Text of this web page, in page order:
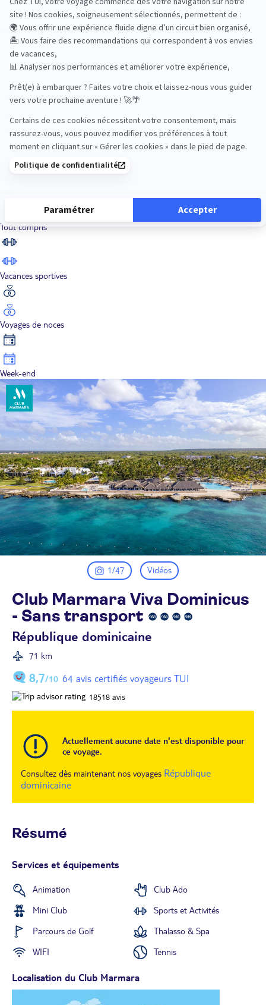
Road Trips
Sénior
Tout compris
Vacances sportives
Voyages de noces
Week-end
1/47 Vidéos
Club Marmara Viva Dominicus
- Sans transport
République dominicaine
71 km
8,7/10 64 avis certifiés voyageurs TUI
18518 avis
Actuellement aucune date n'est disponible pour
ce voyage.
Consultez dès maintenant nos voyages République
dominicaine
Résumé
Services et équipements
Animation
Club Ado
Mini Club
Sports et Activités
Parcours de Golf
Thalasso & Spa
WIFI
Tennis
Localisation du Club Marmara